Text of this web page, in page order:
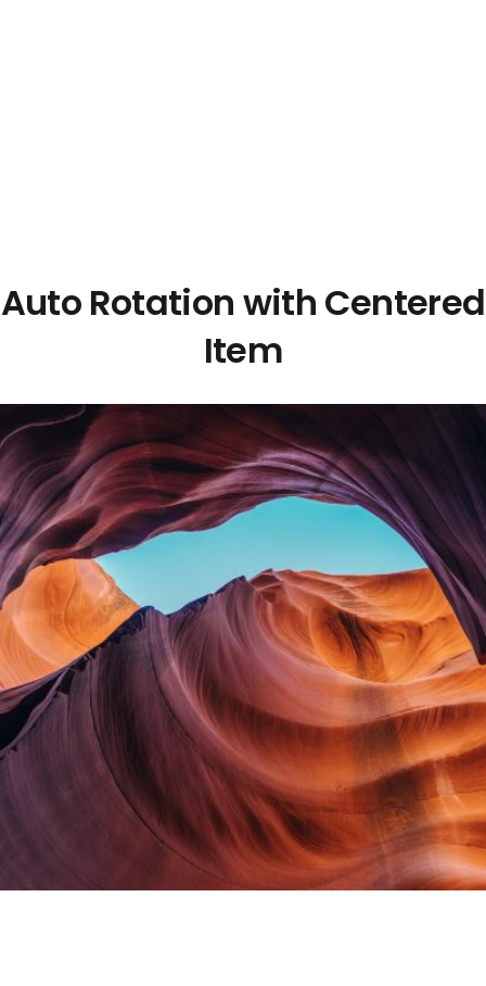
Auto Rotation with Centered
Item